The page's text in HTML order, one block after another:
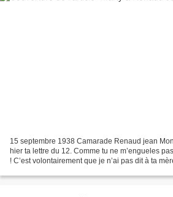
15 septembre 1938 Camarade Renaud jean
hier ta lettre du 12. Comme tu ne m’engueles
! C’est volontairement que je n’ai pas dit à ta